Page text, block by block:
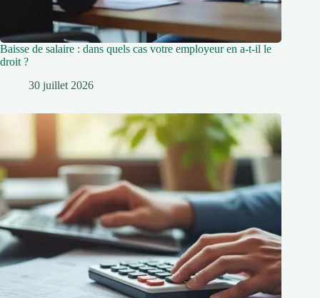
Baisse de salaire : dans quels cas votre employeur en a-t-il le
droit ?
30 juillet 2026